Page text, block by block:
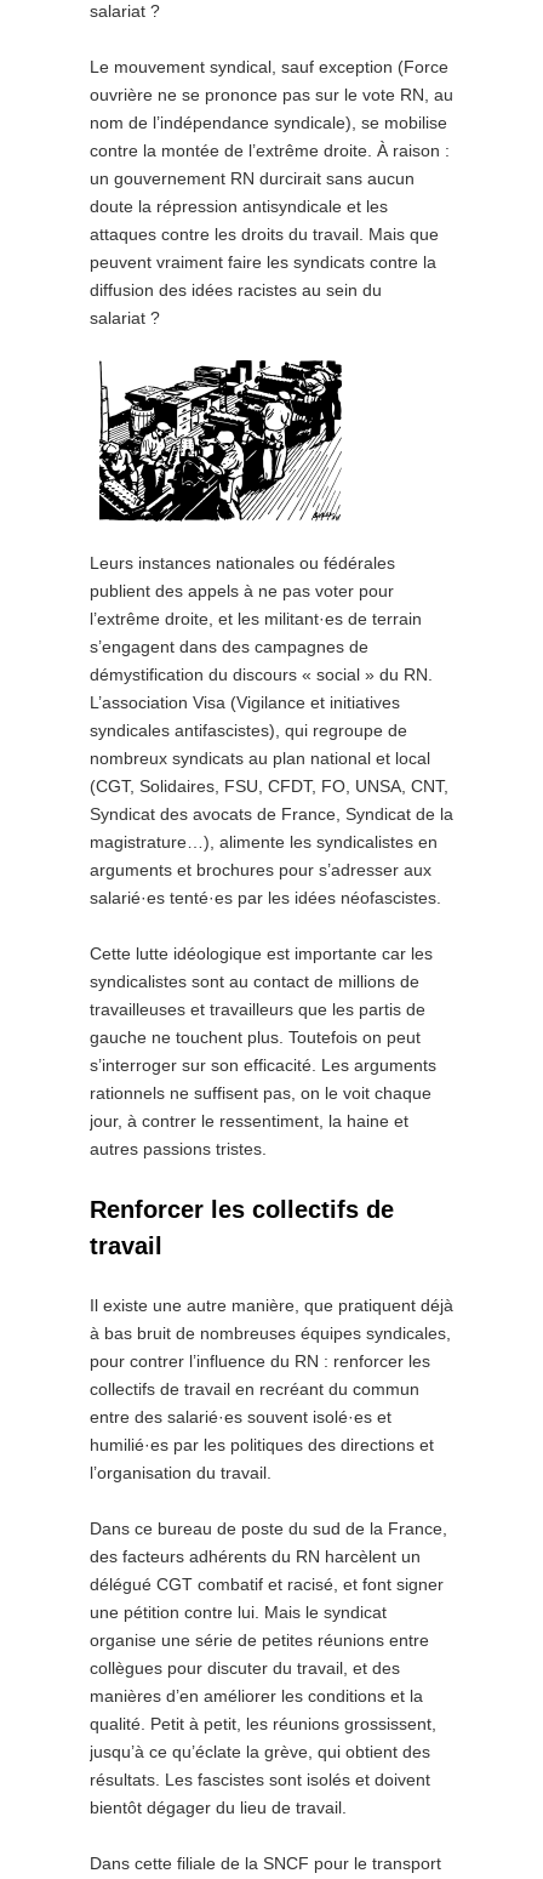
salariat ?
Le mouvement syndical, sauf exception (Force
ouvrière ne se prononce pas sur le vote RN, au
nom de l’indépendance syndicale), se mobilise
contre la montée de l’extrême droite. À raison :
un gouvernement RN durcirait sans aucun
doute la répression antisyndicale et les
attaques contre les droits du travail. Mais que
peuvent vraiment faire les syndicats contre la
diffusion des idées racistes au sein du
salariat ?
Leurs instances nationales ou fédérales
publient des appels à ne pas voter pour
l’extrême droite, et les militant·es de terrain
s’engagent dans des campagnes de
démystification du discours « social » du RN.
L’association Visa (Vigilance et initiatives
syndicales antifascistes), qui regroupe de
nombreux syndicats au plan national et local
(CGT, Solidaires, FSU, CFDT, FO, UNSA, CNT,
Syndicat des avocats de France, Syndicat de la
magistrature…), alimente les syndicalistes en
arguments et brochures pour s’adresser aux
salarié·es tenté·es par les idées néofascistes.
Cette lutte idéologique est importante car les
syndicalistes sont au contact de millions de
travailleuses et travailleurs que les partis de
gauche ne touchent plus. Toutefois on peut
s’interroger sur son efficacité. Les arguments
rationnels ne suffisent pas, on le voit chaque
jour, à contrer le ressentiment, la haine et
autres passions tristes.
Renforcer les collectifs de
travail
Il existe une autre manière, que pratiquent déjà
à bas bruit de nombreuses équipes syndicales,
pour contrer l’influence du RN : renforcer les
collectifs de travail en recréant du commun
entre des salarié·es souvent isolé·es et
humilié·es par les politiques des directions et
l’organisation du travail.
Dans ce bureau de poste du sud de la France,
des facteurs adhérents du RN harcèlent un
délégué CGT combatif et racisé, et font signer
une pétition contre lui. Mais le syndicat
organise une série de petites réunions entre
collègues pour discuter du travail, et des
manières d’en améliorer les conditions et la
qualité. Petit à petit, les réunions grossissent,
jusqu’à ce qu’éclate la grève, qui obtient des
résultats. Les fascistes sont isolés et doivent
bientôt dégager du lieu de travail.
Dans cette filiale de la SNCF pour le transport